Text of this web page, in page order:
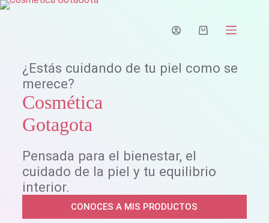
Saltar
Carro
¿Estás cuidando de tu piel como se
merece?
Cosmética
Gotagota
Pensada para el bienestar, el
cuidado de la piel y tu equilibrio
interior.
CONOCES A MIS PRODUCTOS